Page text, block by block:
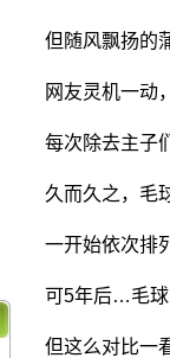
但随风飘扬的
网友灵机一动
每次除去主子
久而久之，
一开始依次排
可5年后…毛球
但这么对比一